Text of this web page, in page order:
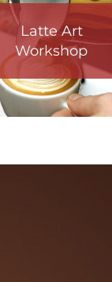
Latte Art
Workshop